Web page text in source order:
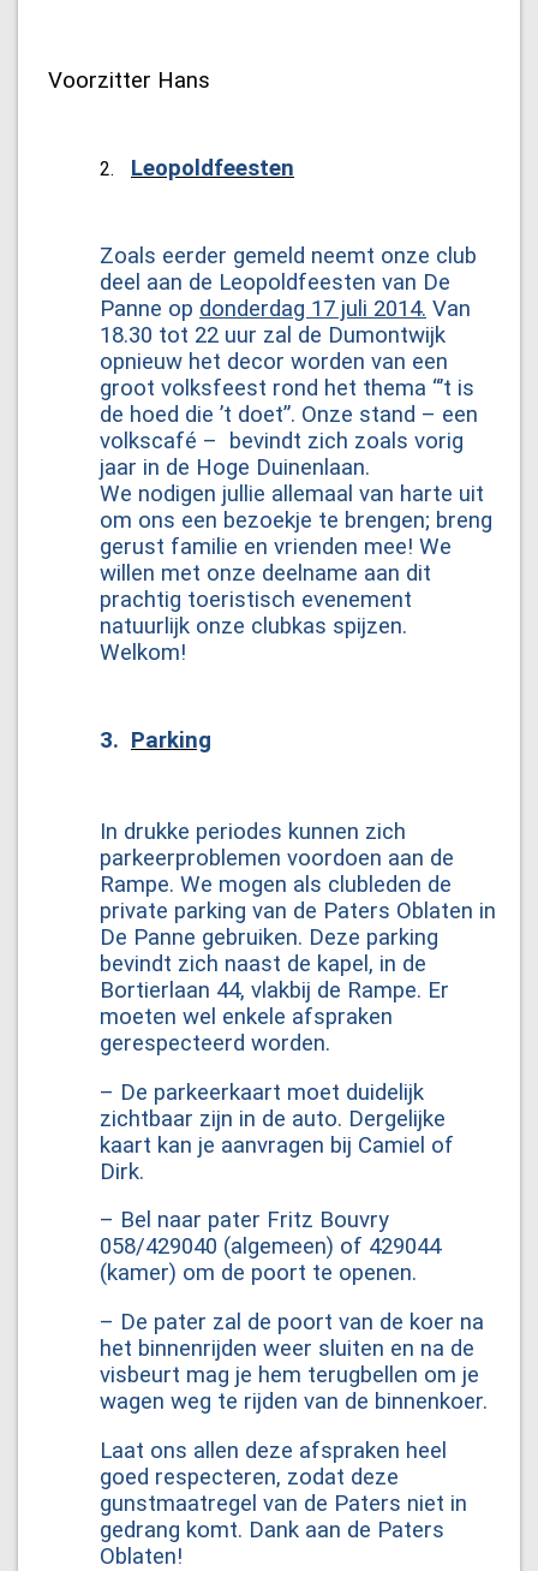
Voorzitter Hans
2. Leopoldfeesten
Zoals eerder gemeld neemt onze club
deel aan de Leopoldfeesten van De
Panne op donderdag 17 juli 2014. Van
18.30 tot 22 uur zal de Dumontwijk
opnieuw het decor worden van een
groot volksfeest rond het thema “’t is
de hoed die ’t doet”. Onze stand – een
volkscafé – bevindt zich zoals vorig
jaar in de Hoge Duinenlaan.
We nodigen jullie allemaal van harte uit
om ons een bezoekje te brengen; breng
gerust familie en vrienden mee! We
willen met onze deelname aan dit
prachtig toeristisch evenement
natuurlijk onze clubkas spijzen.
Welkom!
3. Parking
In drukke periodes kunnen zich
parkeerproblemen voordoen aan de
Rampe. We mogen als clubleden de
private parking van de Paters Oblaten in
De Panne gebruiken. Deze parking
bevindt zich naast de kapel, in de
Bortierlaan 44, vlakbij de Rampe. Er
moeten wel enkele afspraken
gerespecteerd worden.
– De parkeerkaart moet duidelijk
zichtbaar zijn in de auto. Dergelijke
kaart kan je aanvragen bij Camiel of
Dirk.
– Bel naar pater Fritz Bouvry
058/429040 (algemeen) of 429044
(kamer) om de poort te openen.
– De pater zal de poort van de koer na
het binnenrijden weer sluiten en na de
visbeurt mag je hem terugbellen om je
wagen weg te rijden van de binnenkoer.
Laat ons allen deze afspraken heel
goed respecteren, zodat deze
gunstmaatregel van de Paters niet in
gedrang komt. Dank aan de Paters
Oblaten!